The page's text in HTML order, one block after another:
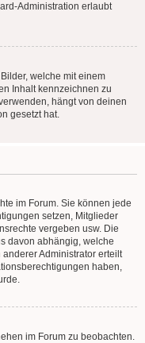
Administration erlaubt
welche mit einem
Inhalt kennzeichnen zu
hängt von deinen
gesetzt hat.
im Forum. Sie können jede
setzen, Mitglieder
vergeben usw. Die
davon abhängig, welche
Administrator erteilt
haben,
im Forum zu beobachten.